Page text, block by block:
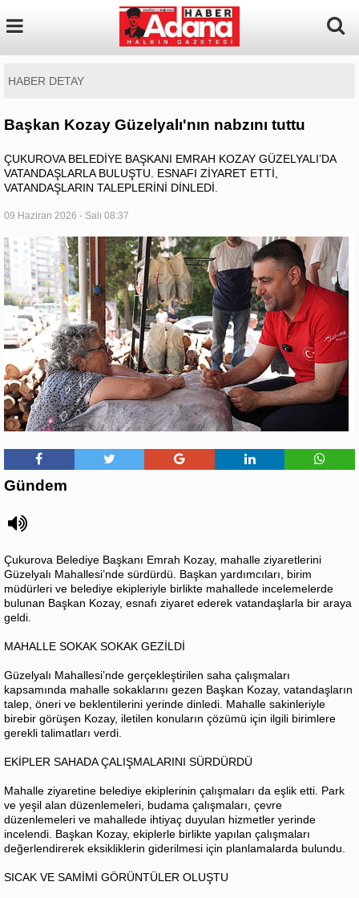
HABER DETAY
Başkan Kozay Güzelyalı'nın nabzını tuttu
ÇUKUROVA BELEDİYE BAŞKANI EMRAH KOZAY GÜZELYALI’DA
VATANDAŞLARLA BULUŞTU. ESNAFI ZİYARET ETTİ,
VATANDAŞLARIN TALEPLERİNİ DİNLEDİ.
09 Haziran 2026 - Salı 08:37
Gündem
Çukurova Belediye Başkanı Emrah Kozay, mahalle ziyaretlerini
Güzelyalı Mahallesi’nde sürdürdü. Başkan yardımcıları, birim
müdürleri ve belediye ekipleriyle birlikte mahallede incelemelerde
bulunan Başkan Kozay, esnafı ziyaret ederek vatandaşlarla bir araya
geldi.
MAHALLE SOKAK SOKAK GEZİLDİ
Güzelyalı Mahallesi’nde gerçekleştirilen saha çalışmaları
kapsamında mahalle sokaklarını gezen Başkan Kozay, vatandaşların
talep, öneri ve beklentilerini yerinde dinledi. Mahalle sakinleriyle
birebir görüşen Kozay, iletilen konuların çözümü için ilgili birimlere
gerekli talimatları verdi.
EKİPLER SAHADA ÇALIŞMALARINI SÜRDÜRDÜ
Mahalle ziyaretine belediye ekiplerinin çalışmaları da eşlik etti. Park
ve yeşil alan düzenlemeleri, budama çalışmaları, çevre
düzenlemeleri ve mahallede ihtiyaç duyulan hizmetler yerinde
incelendi. Başkan Kozay, ekiplerle birlikte yapılan çalışmaları
değerlendirerek eksikliklerin giderilmesi için planlamalarda bulundu.
SICAK VE SAMİMİ GÖRÜNTÜLER OLUŞTU